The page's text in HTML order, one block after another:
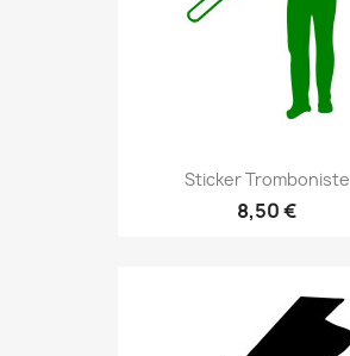
Sticker Tromboniste
8,50 €